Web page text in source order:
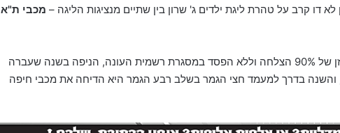
לא דו קרב על טהרת ליגת ילדים ג' שרון בין שתיים מנציגות הליגה – מכבי ת"א
מכבי צפון מוליכת ליגת שרון עם מאזן של 90% הצלחה וללא הפסד במסגרת רשמית העונה, הניפה בשנה שעברה
והשנה בדרך למעמד חצי הגמר בשלב רבע הגמר היא הדיחה את מכבי חיפה